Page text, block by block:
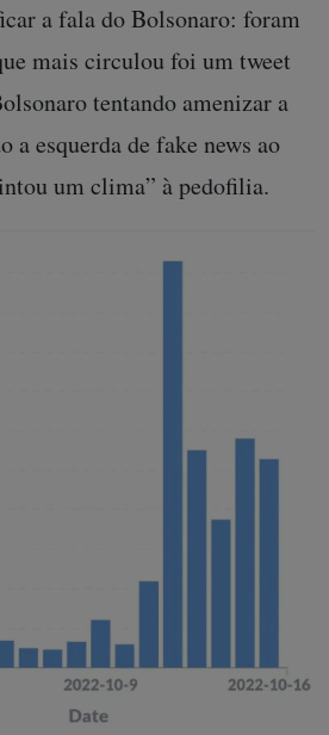
a fala do Bolsonaro: foram
mais circulou foi um tweet
tentando amenizar a
a esquerda de fake news ao
um clima” à pedofilia.